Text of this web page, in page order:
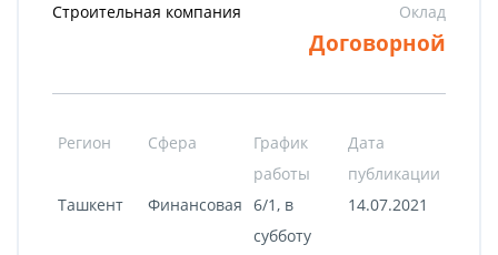
Строительная компания Оклад
Договорной
Регион Сфера
График
работы
Дата
публикации
Ташкент
Финансовая 6/1, в
субботу
14.07.2021